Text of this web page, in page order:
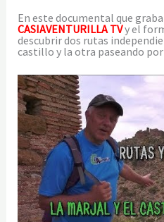
En este documental que
CASIAVENTURILLA TVy el
descubrir dos rutas
castillo y la otra paseando por